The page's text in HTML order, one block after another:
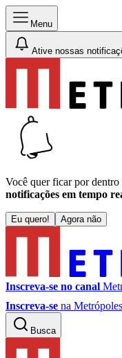
Menu
Ative nossas
Você quer ficar por dentro
notificações em tempo
Eu quero! Agora não
Inscreva-se no canal
Inscreva-se na
Busca